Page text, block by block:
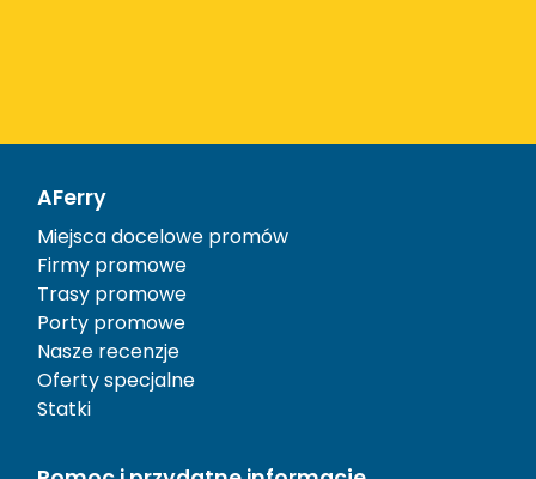
AFerry
Miejsca docelowe promów
Firmy promowe
Trasy promowe
Porty promowe
Nasze recenzje
Oferty specjalne
Statki